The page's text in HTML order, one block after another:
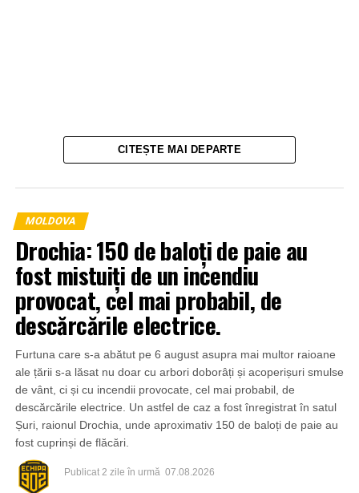
CITEȘTE MAI DEPARTE
MOLDOVA
Drochia: 150 de baloți de paie au
fost mistuiți de un incendiu
provocat, cel mai probabil, de
descărcările electrice.
Furtuna care s-a abătut pe 6 august asupra mai multor raioane
ale țării s-a lăsat nu doar cu arbori doborâți și acoperișuri smulse
de vânt, ci și cu incendii provocate, cel mai probabil, de
descărcările electrice. Un astfel de caz a fost înregistrat în satul
Șuri, raionul Drochia, unde aproximativ 150 de baloți de paie au
fost cuprinși de flăcări.
Publicat 2 zile în urmă 07.08.2026